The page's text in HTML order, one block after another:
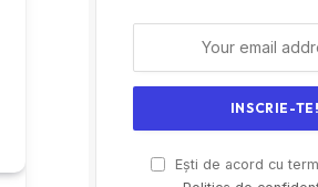
Ești de acord cu